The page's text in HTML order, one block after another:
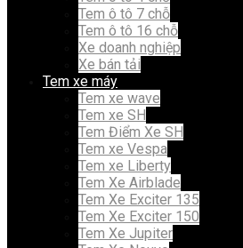
Tem ô tô 7 chỗ
Tem ô tô 16 chỗ
Xe doanh nghiệp
Xe bán tải
Tem xe máy
Tem xe wave
Tem xe SH
Tem Điểm Xe SH
Tem xe Vespa
Tem xe Liberty
Tem Xe Airblade
Tem Xe Exciter 135
Tem Xe Exciter 150
Tem Xe Jupiter